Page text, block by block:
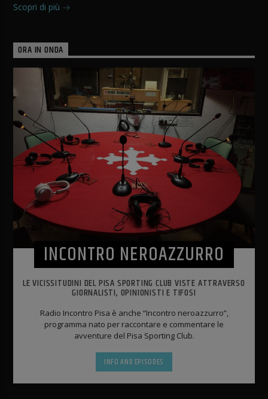
Scopri di più
ORA IN ONDA
INCONTRO NEROAZZURRO
LE VICISSITUDINI DEL PISA SPORTING CLUB VISTE ATTRAVERSO
GIORNALISTI, OPINIONISTI E TIFOSI
Radio Incontro Pisa è anche “Incontro neroazzurro”,
programma nato per raccontare e commentare le
avventure del Pisa Sporting Club.
INFO AND EPISODES